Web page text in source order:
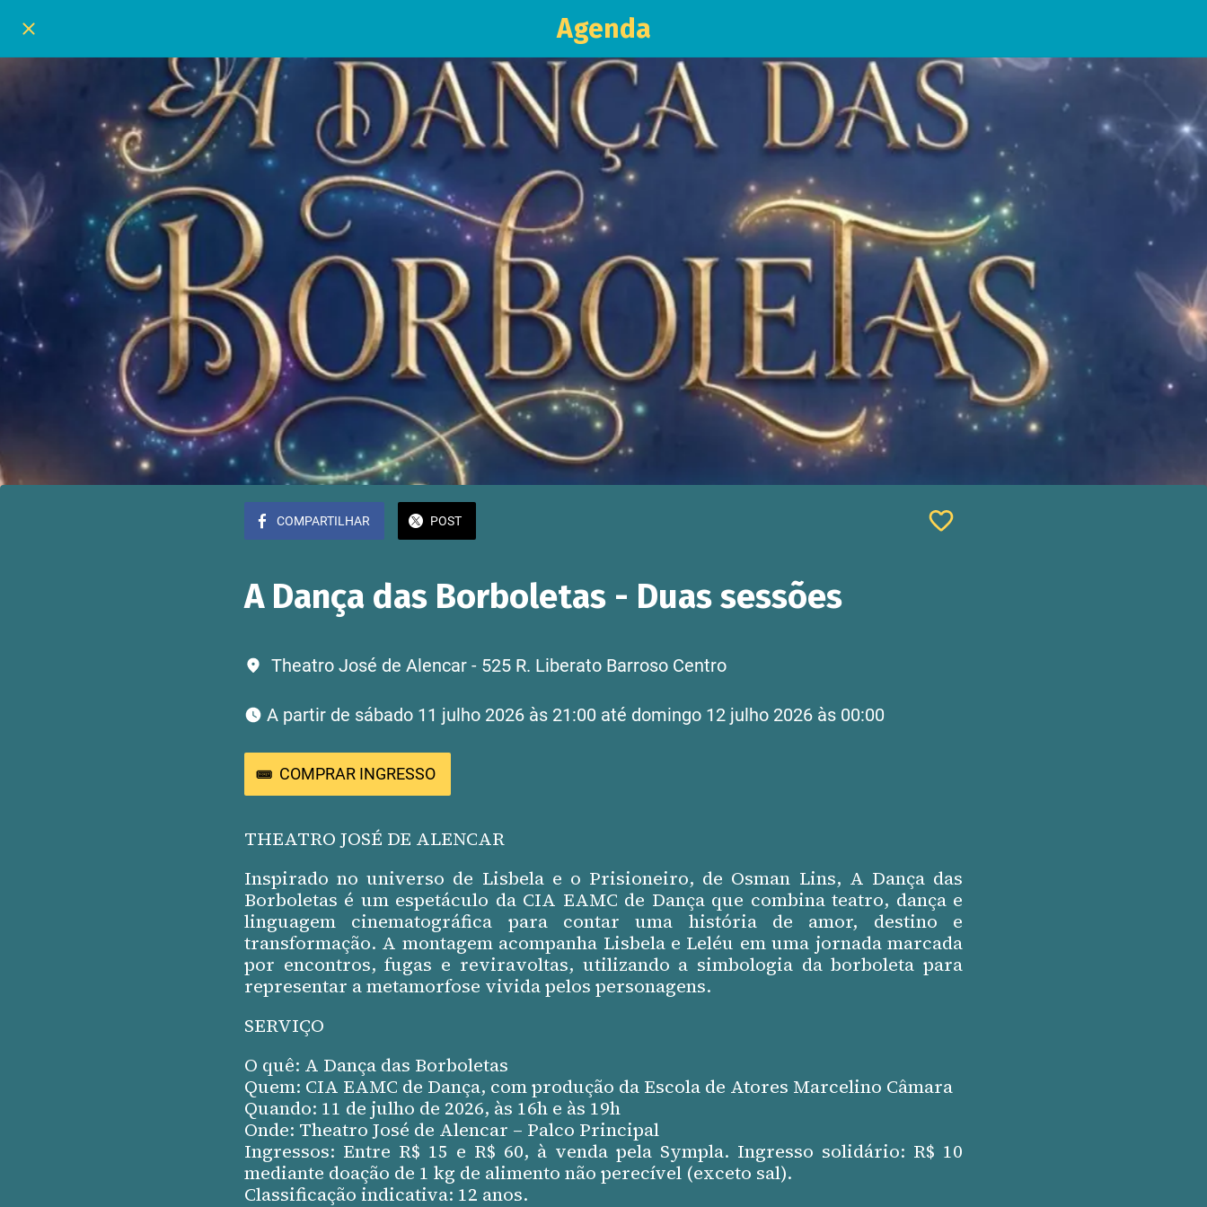
Agenda
COMPARTILHAR POST
A Dança das Borboletas - Duas sessões
Theatro José de Alencar - 525 R. Liberato Barroso Centro
A partir de sábado 11 julho 2026 às 21:00 até domingo 12 julho 2026 às 00:00
COMPRAR INGRESSO
THEATRO JOSÉ DE ALENCAR
Inspirado no universo de Lisbela e o Prisioneiro, de Osman Lins, A Dança das
Borboletas é um espetáculo da CIA EAMC de Dança que combina teatro, dança e
linguagem cinematográfica para contar uma história de amor, destino e
transformação. A montagem acompanha Lisbela e Leléu em uma jornada marcada
por encontros, fugas e reviravoltas, utilizando a simbologia da borboleta para
representar a metamorfose vivida pelos personagens.
SERVIÇO
O quê: A Dança das Borboletas
Quem: CIA EAMC de Dança, com produção da Escola de Atores Marcelino Câmara
Quando: 11 de julho de 2026, às 16h e às 19h
Onde: Theatro José de Alencar – Palco Principal
Ingressos: Entre R$ 15 e R$ 60, à venda pela Sympla. Ingresso solidário: R$ 10
mediante doação de 1 kg de alimento não perecível (exceto sal).
Classificação indicativa: 12 anos.